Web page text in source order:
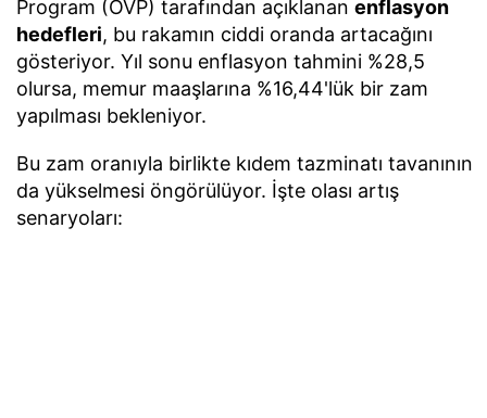
Program (OVP) tarafından açıklanan enflasyon
hedefleri, bu rakamın ciddi oranda artacağını
gösteriyor. Yıl sonu enflasyon tahmini %28,5
olursa, memur maaşlarına %16,44'lük bir zam
yapılması bekleniyor.
Bu zam oranıyla birlikte kıdem tazminatı tavanının
da yükselmesi öngörülüyor. İşte olası artış
senaryoları: